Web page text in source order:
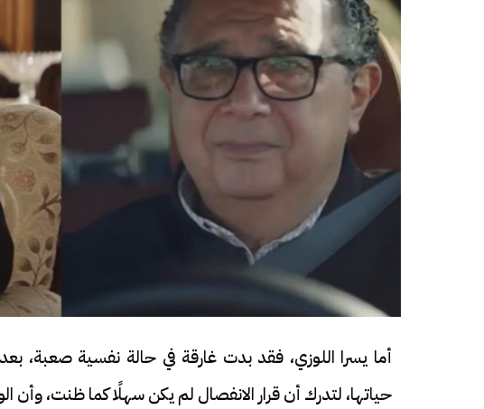
أما يسرا اللوزي، فقد بدت غارقة في حالة نفسية
حياتها، لتدرك أن قرار الانفصال لم يكن سهلًا كما ظنت،